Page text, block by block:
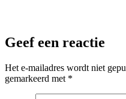
Geef een reactie
Het e-mailadres wordt niet
gemarkeerd met *